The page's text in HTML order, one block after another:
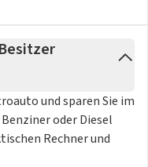
und sparen Sie im
oder Diesel
Rechner und